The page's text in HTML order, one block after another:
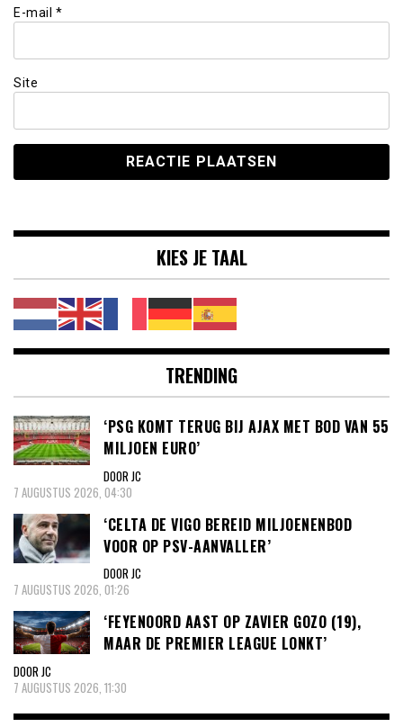
E-mail *
Site
KIES JE TAAL
TRENDING
‘PSG KOMT TERUG BIJ AJAX MET BOD VAN 55
MILJOEN EURO’
DOOR JC
7 AUGUSTUS 2026, 04:30
‘CELTA DE VIGO BEREID MILJOENENBOD
VOOR OP PSV-AANVALLER’
DOOR JC
7 AUGUSTUS 2026, 01:26
‘FEYENOORD AAST OP ZAVIER GOZO (19),
MAAR DE PREMIER LEAGUE LONKT’
DOOR JC
7 AUGUSTUS 2026, 11:30